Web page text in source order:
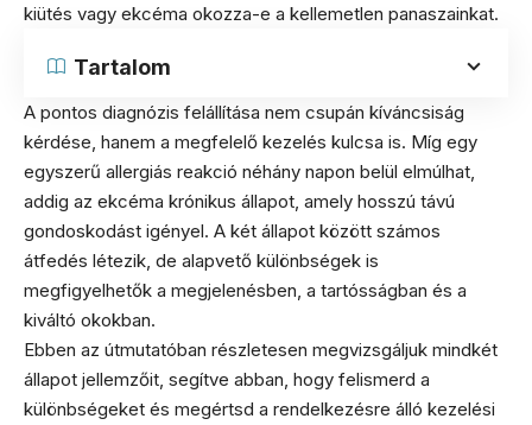
kiütés vagy ekcéma okozza-e a kellemetlen panaszainkat.
Tartalom
A pontos diagnózis felállítása nem csupán kíváncsiság
kérdése, hanem a megfelelő kezelés kulcsa is. Míg egy
egyszerű allergiás reakció néhány napon belül elmúlhat,
addig az ekcéma krónikus állapot, amely hosszú távú
gondoskodást igényel. A két állapot között számos
átfedés létezik, de alapvető különbségek is
megfigyelhetők a megjelenésben, a tartósságban és a
kiváltó okokban.
Ebben az útmutatóban részletesen megvizsgáljuk mindkét
állapot jellemzőit, segítve abban, hogy felismerd a
különbségeket és megértsd a rendelkezésre álló kezelési